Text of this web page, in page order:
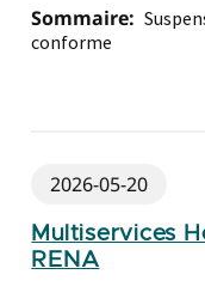
Sommaire:
conforme
Multiservices
RENA
2026-05-20